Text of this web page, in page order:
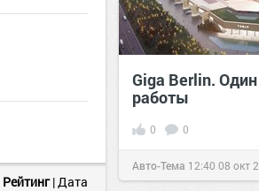
Рейтинг|Дата
Giga Berlin.
работы
0 0
Авто-Тема 12:40 08 окт